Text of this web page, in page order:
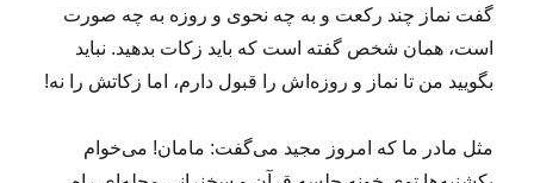
گفت نماز چند رکعت و به چه نحوی و روزه به چه صورت
است، همان شخص گفته است که باید زکات بدهید. نباید
بگویید من تا نماز و روزه‌اش را قبول دارم، اما زکاتش را نه!
مثل مادر ما که امروز مجید می‌گفت: مامان! می‌خوام